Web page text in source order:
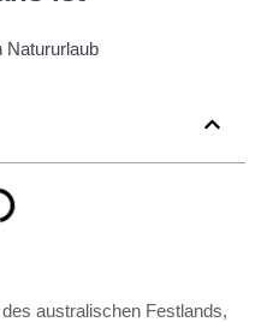
australischen Festlands,